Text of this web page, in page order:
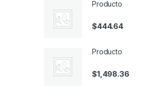
Producto
$444.64
Producto
$1,498.36